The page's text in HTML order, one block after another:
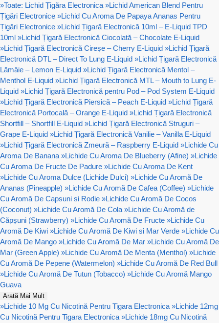
»Toate: Lichid Țigăra Electronica »Lichid American Blend Pentru
Țigări Electronice »Lichid Cu Aroma De Papaya Ananas Pentru
Țigări Electronice »Lichid Țigară Electronică 10ml – E-Liquid TPD
10ml »Lichid Țigară Electronică Ciocolată – Chocolate E-Liquid
»Lichid Țigară Electronică Cireșe – Cherry E-Liquid »Lichid Țigară
Electronică DTL – Direct To Lung E-Liquid »Lichid Țigară Electronică
Lămâie – Lemon E-Liquid »Lichid Țigară Electronică Mentol –
Menthol E-Liquid »Lichid Țigară Electronică MTL – Mouth to Lung E-
Liquid »Lichid Țigară Electronică pentru Pod – Pod System E-Liquid
»Lichid Țigară Electronică Piersică – Peach E-Liquid »Lichid Țigară
Electronică Portocală – Orange E-Liquid »Lichid Țigară Electronică
Shortfill – Shortfill E-Liquid »Lichid Țigară Electronică Struguri –
Grape E-Liquid »Lichid Țigară Electronică Vanilie – Vanilla E-Liquid
»Lichid Țigară Electronică Zmeură – Raspberry E-Liquid »Lichide Cu
Aroma De Banana »Lichide Cu Aroma De Blueberry (Afine) »Lichide
Cu Aroma De Fructe De Padure »Lichide Cu Aroma De Kent
»Lichide Cu Aroma Dulce (Lichide Dulci) »Lichide Cu Aromă De
Ananas (Pineapple) »Lichide Cu Aromă De Cafea (Coffee) »Lichide
Cu Aromă De Capsuni si Rodie »Lichide Cu Aromă De Cocos
(Coconut) »Lichide Cu Aromă De Cola »Lichide Cu Aromă de
Căpșuni (Strawberry) »Lichide Cu Aromă De Fructe »Lichide Cu
Aromă De Kiwi »Lichide Cu Aromă De Kiwi si Mar Verde »Lichide Cu
Aromă De Mango »Lichide Cu Aromă De Mar »Lichide Cu Aromă De
Mar (Green Apple) »Lichide Cu Aromă De Menta (Menthol) »Lichide
Cu Aromă De Pepene (Watermelon) »Lichide Cu Aromă De Red Bull
»Lichide Cu Aromă De Tutun (Tobacco) »Lichide Cu Aromă Mango
Guava
Arată Mai Mult
»Lichide 10 Mg Cu Nicotină Pentru Tigara Electronica »Lichide 12mg
Cu Nicotină Pentru Tigara Electronica »Lichide 18mg Cu Nicotină